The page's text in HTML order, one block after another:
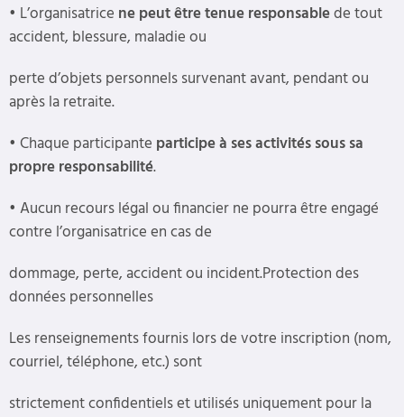
• L’organisatrice ne peut être tenue responsablede tout
accident, blessure, maladie ou
perte d’objets personnels survenant avant, pendant ou
après la retraite.
• Chaque participante participe à ses activités sous sa
propre responsabilité.
• Aucun recours légal ou financier ne pourra être engagé
contre l’organisatrice en cas de
dommage, perte, accident ou incident.Protection des
données personnelles
Les renseignements fournis lors de votre inscription (nom,
courriel, téléphone, etc.) sont
strictement confidentiels et utilisés uniquement pour la